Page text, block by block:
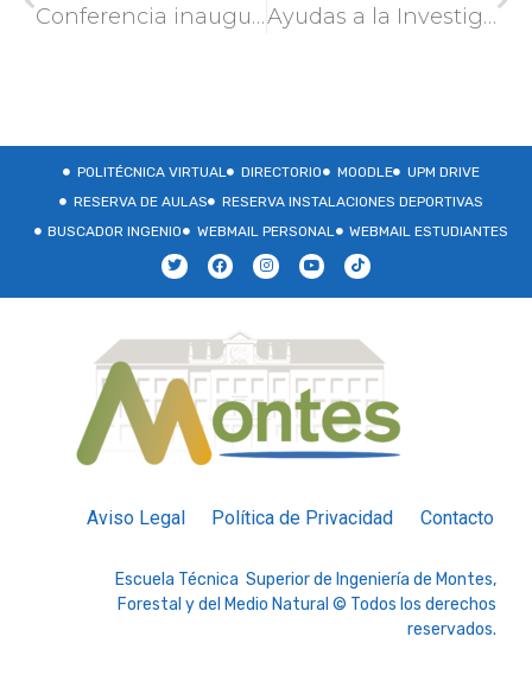
Conferencia inaugural – Máster de Restauración de Ecosistemas Ayudas a la InvestigaciónIgnacio H. de Larramendi – Fundación MAPFRE
POLITÉCNICA VIRTUAL DIRECTORIO MOODLE
UPM DRIVE
RESERVA DE AULAS
RESERVA INSTALACIONES DEPORTIVAS
BUSCADOR INGENIO
WEBMAIL PERSONAL WEBMAIL ESTUDIANTES
Aviso Legal Política de Privacidad Contacto
Escuela Técnica Superior de Ingeniería de Montes,
Forestal y del Medio Natural © Todos los derechos
reservados.